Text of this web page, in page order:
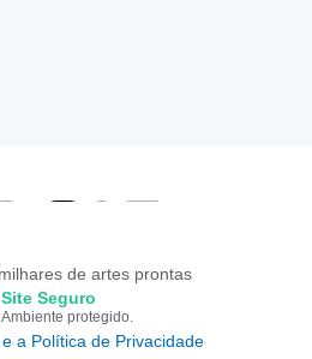
de artes prontas
Site Seguro
Ambiente protegido.
a Política de Privacidade